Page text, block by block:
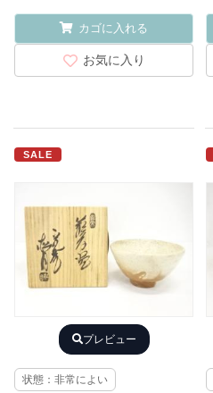
カゴに入れる
お気に入り
SALE
プレビュー
状態：非常によい